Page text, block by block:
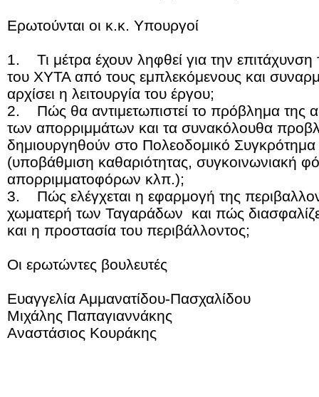
Ερωτούνται οι κ.κ. Υπουργοί
1. Τι μέτρα έχουν ληφθεί για την
του ΧΥΤΑ από τους εμπλεκόμενους και
αρχίσει η λειτουργία του έργου;
2. Πώς θα αντιμετωπιστεί το πρόβλημα της
των απορριμμάτων και τα συνακόλουθα
δημιουργηθούν στο Πολεοδομικό
(υποβάθμιση καθαριότητας, συγκοινωνιακή
απορριμματοφόρων κλπ.);
3. Πώς ελέγχεται η εφαρμογή της
χωματερή των Ταγαράδων και πώς
και η προστασία του περιβάλλοντος;
Οι ερωτώντες βουλευτές
Ευαγγελία Αμμανατίδου-Πασχαλίδου
Μιχάλης Παπαγιαννάκης
Αναστάσιος Κουράκης